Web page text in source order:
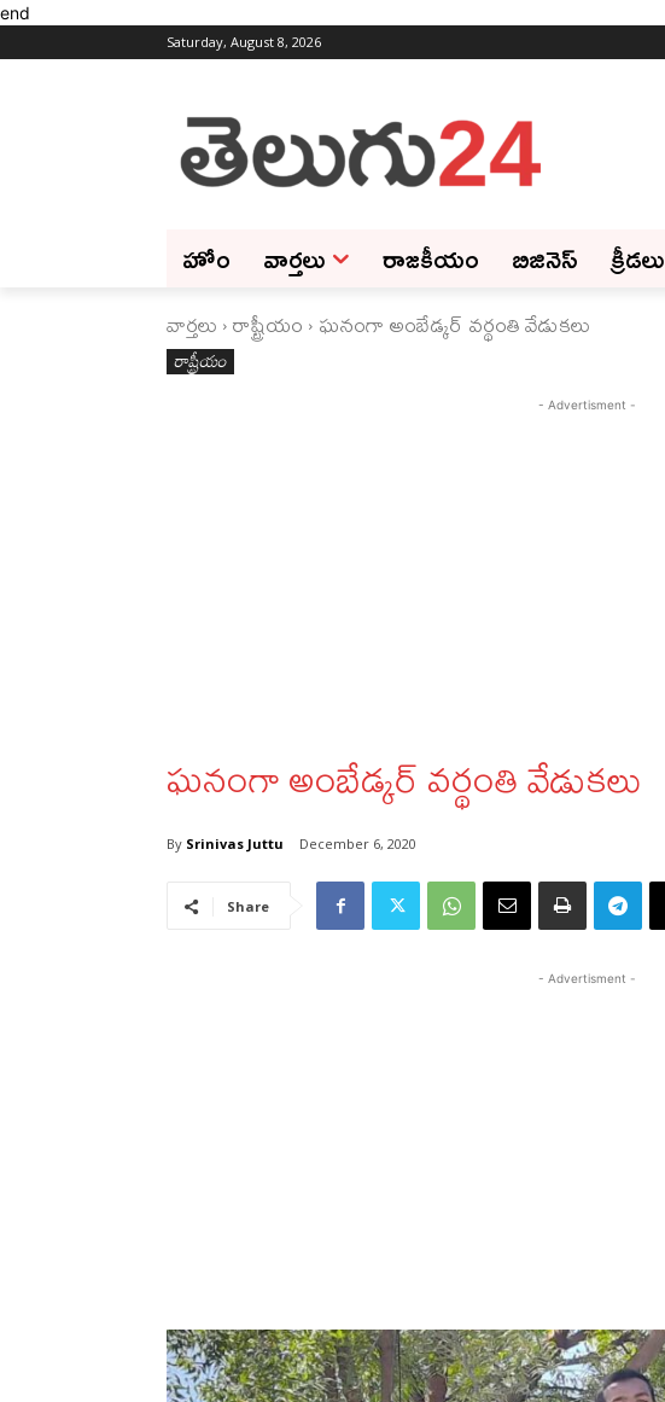
end
Saturday, August 8, 2026
హోం వార్తలు రాజకీయం బిజినెస్‌ క్రీడలు
వార్తలు రాష్ట్రీయం ఘనంగా అంబేడ్కర్ వర్థంతి వేడుకలు
రాష్ట్రీయం
- Advertisment -
ఘనంగా అంబేడ్కర్ వర్థంతి వేడుకలు
By Srinivas Juttu December 6, 2020
Share
- Advertisment -